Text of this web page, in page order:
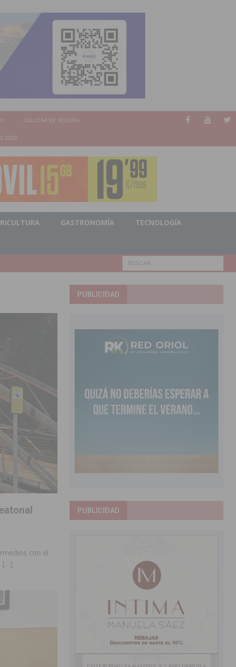
CALLOSA DE SEGURA
2023
GASTRONOMÍA TECNOLOGÍA
con el
[…]
PUBLICIDAD
PUBLICIDAD